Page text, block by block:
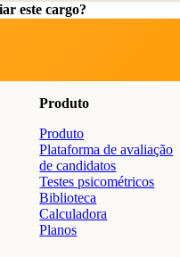
este cargo?
Produto
Produto
Plataforma de avaliação
de candidatos
Testes psicométricos
Biblioteca
Calculadora
Planos